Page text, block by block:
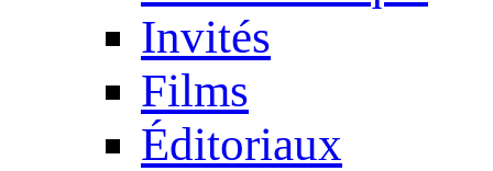
Invités
Films
Éditoriaux